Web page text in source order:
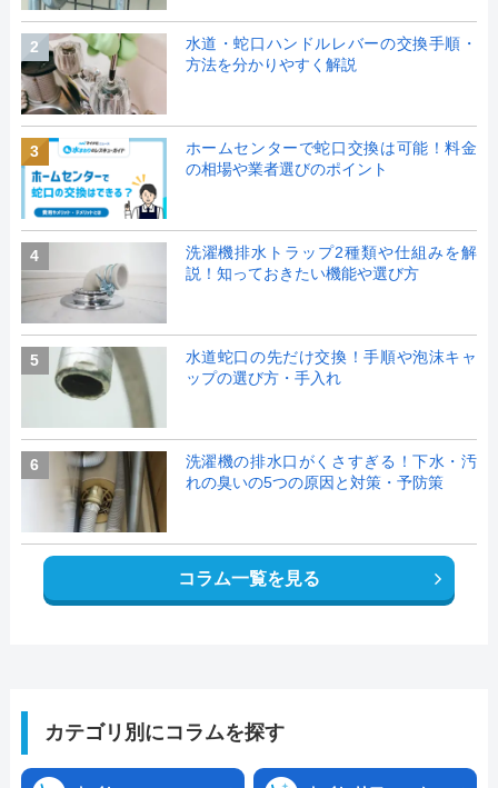
2
水道・蛇口ハンドルレバーの交換手順・
方法を分かりやすく解説
3
ホームセンターで蛇口交換は可能！料金
の相場や業者選びのポイント
4
洗濯機排水トラップ2種類や仕組みを解
説！知っておきたい機能や選び方
5
水道蛇口の先だけ交換！手順や泡沫キャ
ップの選び方・手入れ
6
洗濯機の排水口がくさすぎる！下水・汚
れの臭いの5つの原因と対策・予防策
コラム一覧を見る
カテゴリ別にコラムを探す